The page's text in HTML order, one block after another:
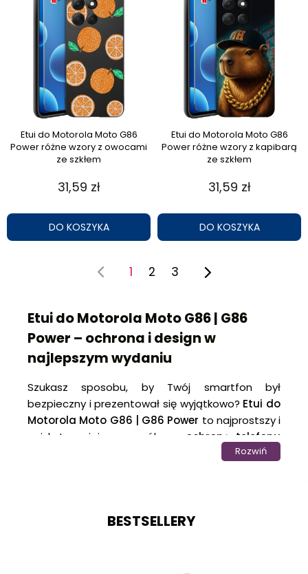
Etui do Motorola Moto G86
Power różne wzory z owocami
ze szkłem
31,59 zł
DO KOSZYKA
Etui do Motorola Moto G86
Power różne wzory z kapibarą
ze szkłem
31,59 zł
DO KOSZYKA
1 2 3
Etui do Motorola Moto G86 | G86
Power – ochrona i design w
najlepszym wydaniu
Szukasz sposobu, by Twój smartfon był
bezpieczny i prezentował się wyjątkowo? Etui do
Motorola Moto G86 | G86 Power to najprostszy i
najskuteczniejszy sposób na
ochronę telefonu
przed zarysowaniami, pęknięciami i upadkami
korzystanie z przycisków, portów i aparatu.
Rozwiń
BESTSELLERY